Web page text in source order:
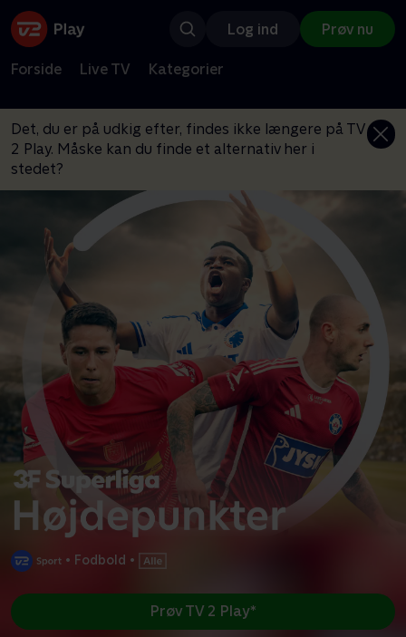
Log ind Prøv nu
Forside Live TV Kategorier
Det, du er på udkig efter, findes ikke længere på TV
2 Play. Måske kan du finde et alternativ her i
stedet?
• Fodbold •
Prøv TV 2 Play*